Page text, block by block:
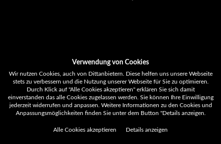
Verwendung von Cookies
Wir nutzen Cookies, auch von Dittanbietern. Diese helfen uns unsere Webseite
stets zu verbessern und die Nutzung unserer Webseite für Sie zu optimieren.
Durch Klick auf "Alle Cookies akzeptieren" erklären Sie sich damit
einverstanden das alle Cookies zugelassen werden. Sie können Ihre Einwilligung
jederzeit widerrufen und anpassen. Weitere Informationen zu den Cookies und
Anpassungsmöglichkeiten finden Sie unter dem Button "Details anzeigen.
Alle Cookies akzeptieren Details anzeigen